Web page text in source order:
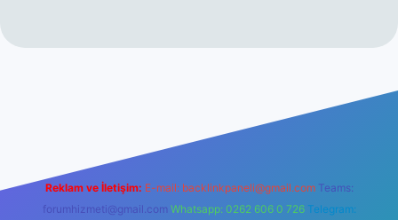
Reklam ve İletişim: E-mail: backlinkpaneli@gmail.com Teams:
forumhizmeti@gmail.com Whatsapp: 0262 606 0 726 Telegram: